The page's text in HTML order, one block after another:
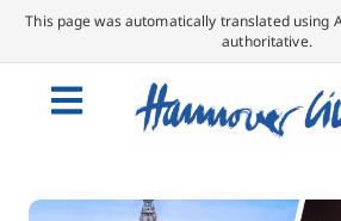
This page was automatically translated using
authoritative.